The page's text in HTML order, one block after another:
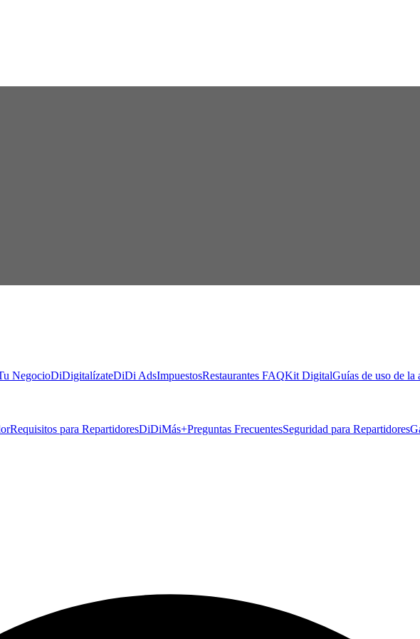
NegocioDiDigitalízateDiDi AdsImpuestosRestaurantes FAQKit DigitalGuías de uso de la
Requisitos para RepartidoresDiDiMás+Preguntas FrecuentesSeguridad para Repartidores